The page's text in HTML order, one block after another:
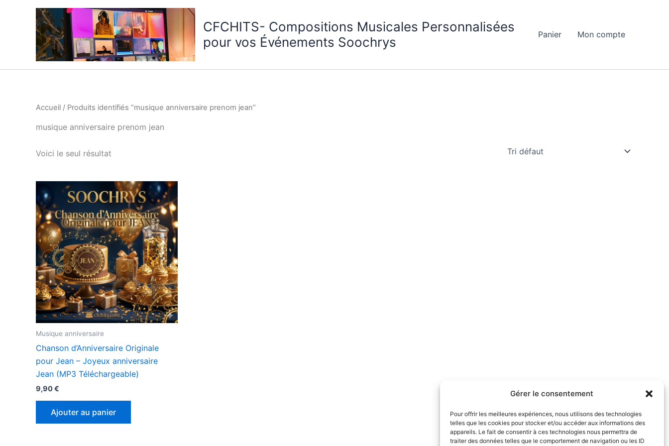
Gérer le consentement
Pour offrir les meilleures expériences, nous utilisons des technologies
telles que les cookies pour stocker et/ou accéder aux informations des
appareils. Le fait de consentir à ces technologies nous permettra de
traiter des données telles que le comportement de navigation ou les ID
CFCHITS- Compositions Musicales Personnalisées
pour vos Événements Soochrys
Panier Mon compte
Accueil / Produits identifiés “musique anniversaire prenom jean”
musique anniversaire prenom jean
Voici le seul résultat
Musique anniversaire
Chanson d’Anniversaire Originale
pour Jean – Joyeux anniversaire
Jean (MP3 Téléchargeable)
9,90€
Ajouter au panier